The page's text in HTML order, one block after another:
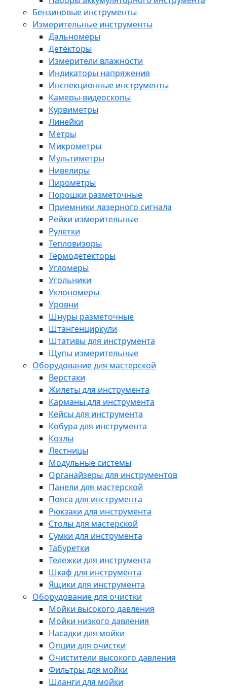
Бензиновые инструменты
Измерительные инструменты
Дальномеры
Детекторы
Измерители влажности
Индикаторы напряжения
Инспекционные инструменты
Камеры-видеоскопы
Курвиметры
Линейки
Метры
Микрометры
Мультиметры
Нивелиры
Пирометры
Порошки разметочные
Приемники лазерного сигнала
Рейки измерительные
Рулетки
Тепловизоры
Термодетекторы
Угломеры
Угольники
Уклономеры
Уровни
Шнуры разметочные
Штангенциркули
Штативы для инструмента
Щупы измерительные
Оборудование для мастерской
Верстаки
Жилеты для инструмента
Карманы для инструмента
Кейсы для инструмента
Кобура для инструмента
Козлы
Лестницы
Модульные системы
Органайзеры для инструментов
Панели для мастерской
Пояса для инструмента
Рюкзаки для инструмента
Столы для мастерской
Сумки для инструмента
Табуретки
Тележки для инструмента
Шкаф для инструмента
Ящики для инструмента
Оборудование для очистки
Мойки высокого давления
Мойки низкого давления
Насадки для мойки
Опции для очистки
Очистители высокого давления
Фильтры для мойки
Шланги для мойки